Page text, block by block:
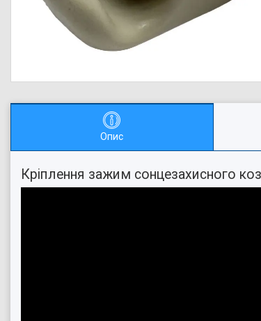
Опис
Кріплення зажим сонцезахисного